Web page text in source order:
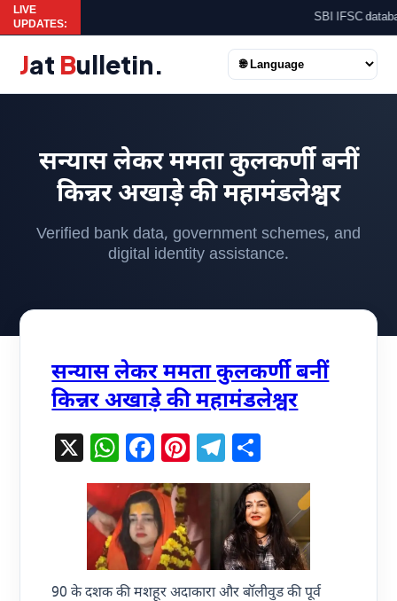
LIVE
UPDATES:
SBI IFSC
Jat Bulletin.
सन्यास लेकर ममता कुलकर्णी बनीं
किन्नर अखाड़े की महामंडलेश्वर
Verified bank data, government schemes, and
digital identity assistance.
सन्यास लेकर ममता कुलकर्णी बनीं
किन्नर अखाड़े की महामंडलेश्वर
X WhatsApp
Facebook
Pinterest
Telegram
90 के दशक की मशहूर अदाकारा और बॉलीवुड की पूर्व